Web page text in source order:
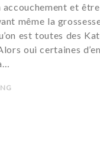
accouchement et
même la
est toutes des
oui certaines